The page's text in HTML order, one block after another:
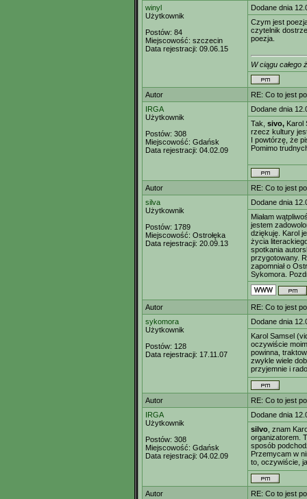
winyl
Użytkownik
Postów: 84
Miejscowość: szczecin
Data rejestracji: 09.06.15
Dodane dnia
Czym jest
czytelnik
poezja.
W ciągu całego
Autor
RE: Co to jest
IRGA
Użytkownik
Postów: 308
Miejscowość: Gdańsk
Data rejestracji: 04.02.09
Dodane dnia
Tak, sivo, Karol
rzecz kultury
I powtórzę, że
Pomimo
Autor
RE: Co to jest
silva
Użytkownik
Postów: 1789
Miejscowość: Ostrołęka
Data rejestracji: 20.09.13
Dodane dnia
Miałam
jestem
dziękuję. Karol
życia
spotkania
przygotowany.
zapomniał o
Sykomora.
Autor
RE: Co to jest
sykomora
Użytkownik
Postów: 128
Data rejestracji: 17.11.07
Dodane dnia
Karol Samsel
oczywiście
powinna,
zwykle wiele
przyjemnie i
Autor
RE: Co to jest
IRGA
Użytkownik
Postów: 308
Miejscowość: Gdańsk
Data rejestracji: 04.02.09
Dodane dnia
silvo , znam
organizatorem.
sposób
Przemycam w
to, oczywiście,
Autor
RE: Co to jest